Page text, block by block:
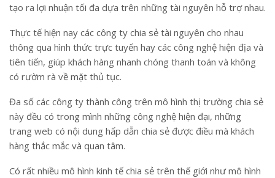
tạo ra lợi nhuận tối đa dựa trên những tài nguyên hỗ trợ nhau.
Thực tế hiện nay các công ty chia sẻ tài nguyên cho nhau
thông qua hình thức trực tuyến hay các công nghệ hiện địa và
tiên tiến, giúp khách hàng nhanh chóng thanh toán và không
có rườm rà về mặt thủ tục.
Đa số các công ty thành công trên mô hình thị trường chia sẻ
này đều có trong mình những công nghệ hiện đại, những
trang web có nội dung hấp dẫn chia sẻ được điều mà khách
hàng thắc mắc và quan tâm.
Có rất nhiều mô hình kinh tế chia sẻ trên thế giới như mô hình